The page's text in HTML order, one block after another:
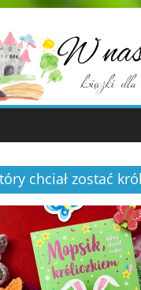
chciał zostać